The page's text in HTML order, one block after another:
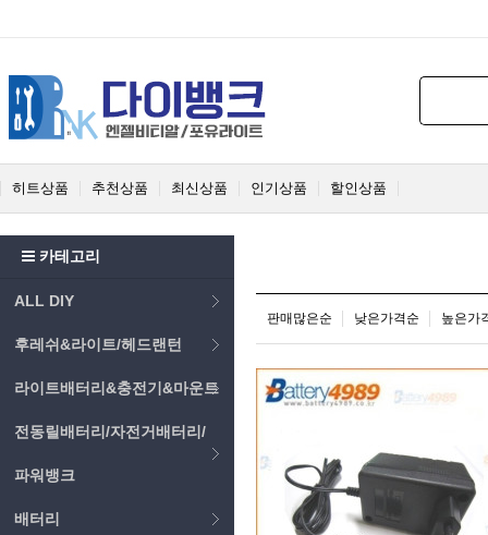
히트상품 추천상품 최신상품 인기상품 할인상품
카테고리
ALL DIY
후레쉬&라이트/헤드랜턴
라이트배터리&충전기&마운트
전동릴배터리/자전거배터리/
파워뱅크
배터리
판매많은순 낮은가격순 높은가